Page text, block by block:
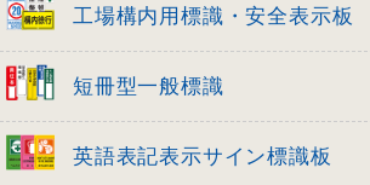
工場構内用標識・安全表示板
短冊型一般標識
英語表記表示サイン標識板